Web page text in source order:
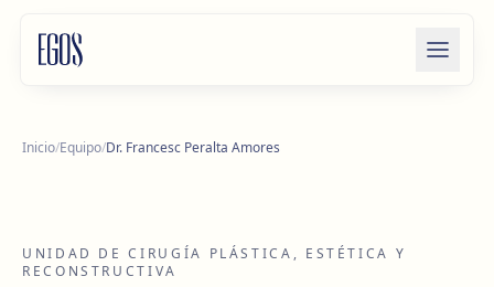
Inicio/Equipo/Dr. Francesc Peralta Amores
UNIDAD DE CIRUGÍA PLÁSTICA, ESTÉTICA Y
RECONSTRUCTIVA